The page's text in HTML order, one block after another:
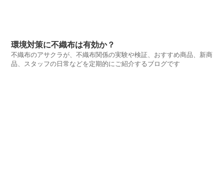
環境対策に不織布は有効か？
不織布のアサクラが、不織布関係の実験や検証、おすすめ商品、新商
品、スタッフの日常などを定期的にご紹介するブログです